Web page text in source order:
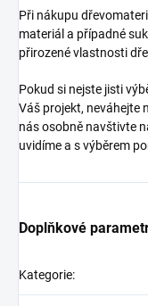
Při nákupu
materiál a případné
přirozené vlastnosti
Pokud si nejste jisti
Váš projekt, neváhejte
nás osobně navštivte
uvidíme a s výběrem
Doplňkové
Kategorie: